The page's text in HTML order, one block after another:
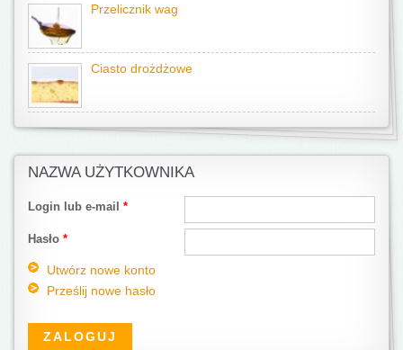
Przelicznik wag
Ciasto drożdżowe
NAZWA UŻYTKOWNIKA
Login lub e-mail *
Hasło *
Utwórz nowe konto
Prześlij nowe hasło